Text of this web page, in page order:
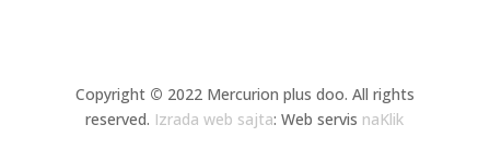
Copyright © 2022 Mercurion plus doo. All rights
reserved. Izrada web sajta: Web servis naKlik